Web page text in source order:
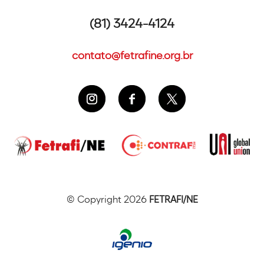
(81) 3424-4124
contato@fetrafine.org.br
© Copyright 2026 FETRAFI/NE